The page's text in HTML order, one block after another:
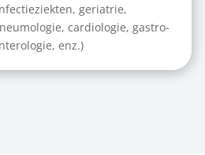
geriatrie,
cardiologie, gastro-
enz.)